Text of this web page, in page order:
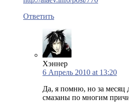
Ответить
Хэннер
6 Апрель 2010 at 13:20
Да, я помню, но за месяц
смазаны по многим